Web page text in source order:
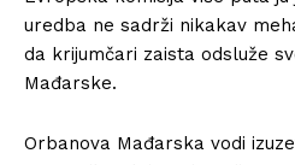
uredba ne sadrži nikakav
da krijumčari zaista odsluže
Mađarske.
Orbanova Mađarska vodi